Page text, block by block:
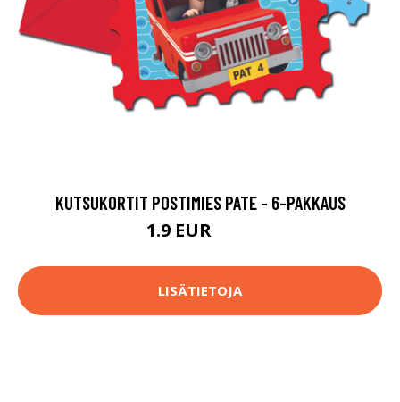
KUTSUKORTIT POSTIMIES PATE - 6-PAKKAUS
1.9 EUR
LISÄTIETOJA